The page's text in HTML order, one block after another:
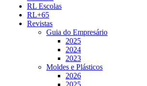
RL Escolas
RL+65
Revistas
Guia do Empresário
2025
2024
2023
Moldes e Plásticos
2026
2025